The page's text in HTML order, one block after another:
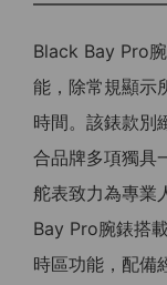
Black Bay Pro
能，除常規顯示
時間。該錶款別
合品牌多項獨具
舵表致力為專業
Bay Pro腕錶搭
時區功能，配備